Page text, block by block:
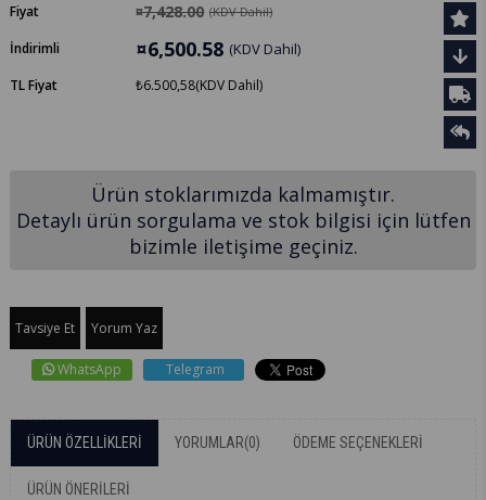
Fiyat
¤7,428.00 (KDV Dahil)
İndirimli ¤6,500.58 (KDV Dahil)
TL Fiyat ₺6.500,58(KDV Dahil)
Ürün stoklarımızda kalmamıştır.
Detaylı ürün sorgulama ve stok bilgisi için lütfen
bizimle iletişime geçiniz.
Tavsiye Et Yorum Yaz
WhatsApp Telegram
ÜRÜN ÖZELLIKLERI YORUMLAR(0) ÖDEME SEÇENEKLERI
ÜRÜN ÖNERILERI